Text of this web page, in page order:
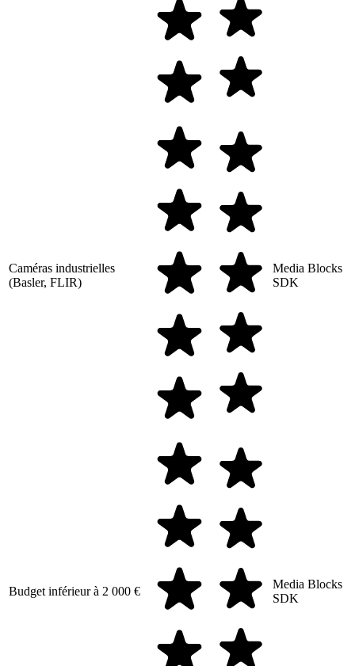
Caméras industrielles
(Basler, FLIR)
Media Blocks
SDK
Budget inférieur à 2 000 €
Media Blocks
SDK